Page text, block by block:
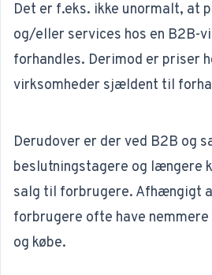
Det er f.eks. ikke unormalt, at
og/eller services hos en B2B-
forhandles. Derimod er priser
virksomheder sjældent til
Derudover er der ved B2B og
beslutningstagere og længere
salg til forbrugere. Afhængigt
forbrugere ofte have
og købe.